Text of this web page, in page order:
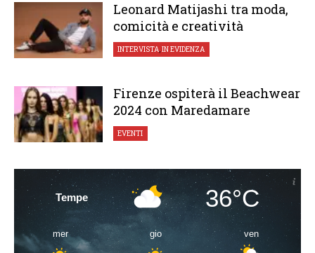
Leonard Matijashi tra moda,
comicità e creatività
INTERVISTA,IN EVIDENZA
Firenze ospiterà il Beachwear
2024 con Maredamare
EVENTI
Tempe 36°C
mer gio ven